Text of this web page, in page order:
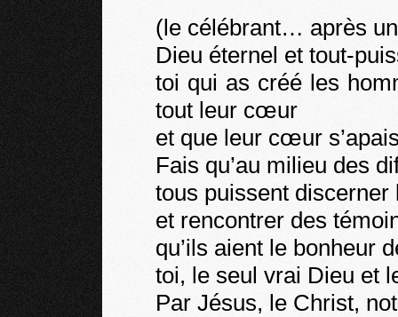
(le célébrant… après
Dieu éternel et tout-
toi qui as créé les
tout leur cœur
et que leur cœur
Fais qu’au milieu des
tous puissent
et rencontrer des
qu’ils aient le bonheur
toi, le seul vrai Dieu et
Par Jésus, le Christ,